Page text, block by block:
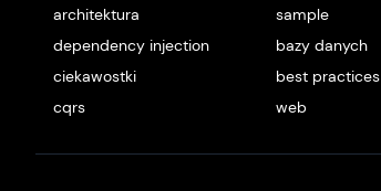
architektura
sample
dependency injection
bazy danych
ciekawostki
best practices
cqrs
web